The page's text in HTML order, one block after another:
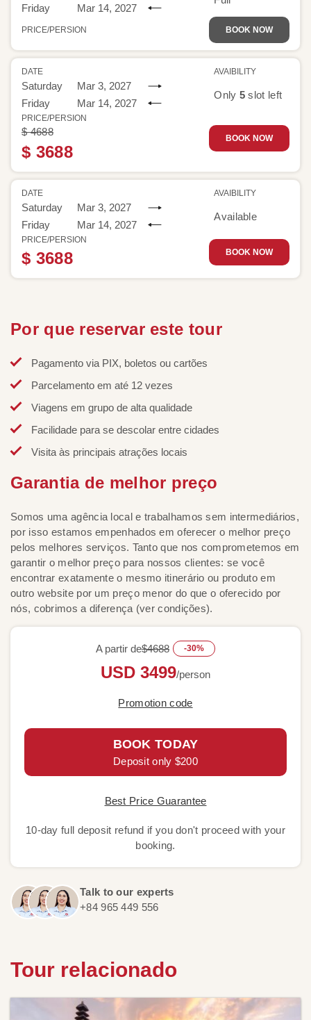
Friday Mar 14, 2027
PRICE/PERSION BOOK NOW
DATE AVAIBILITY
Saturday
Mar 3, 2027
Friday
Mar 14, 2027
Only 5 slot left
PRICE/PERSION
$ 4688
$ 3688
BOOK NOW
DATE AVAIBILITY
Saturday
Mar 3, 2027
Friday
Mar 14, 2027
Available
PRICE/PERSION
$ 3688 BOOK NOW
Por que reservar este tour
Pagamento via PIX, boletos ou cartões
Parcelamento em até 12 vezes
Viagens em grupo de alta qualidade
Facilidade para se descolar entre cidades
Visita às principais atrações locais
Garantia de melhor preço
Somos uma agência local e trabalhamos sem intermediários,
por isso estamos empenhados em oferecer o melhor preço
pelos melhores serviços. Tanto que nos comprometemos em
garantir o melhor preço para nossos clientes: se você
encontrar exatamente o mesmo itinerário ou produto em
outro website por um preço menor do que o oferecido por
nós, cobrimos a diferença (ver condições).
A partir de$4688 -30%
USD 3499/person
Promotion code
BOOK TODAY
Deposit only $200
Best Price Guarantee
10-day full deposit refund if you don't proceed with your
booking.
Talk to our experts
+84 965 449 556
Tour relacionado